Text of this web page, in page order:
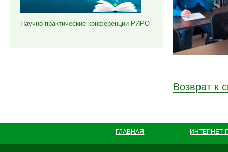
Научно-практические конференции РИРО
Возврат к
ГЛАВНАЯ